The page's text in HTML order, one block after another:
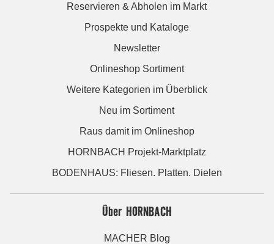
Reservieren & Abholen im Markt
Prospekte und Kataloge
Newsletter
Onlineshop Sortiment
Weitere Kategorien im Überblick
Neu im Sortiment
Raus damit im Onlineshop
HORNBACH Projekt-Marktplatz
BODENHAUS: Fliesen. Platten. Dielen
Über HORNBACH
MACHER Blog